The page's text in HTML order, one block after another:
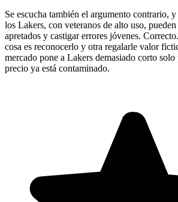
Se escucha también el argumento contrario, y
los Lakers, con veteranos de alto uso,
apretados y castigar errores jóvenes.
cosa es reconocerlo y otra regalarle valor
mercado pone a Lakers demasiado corto
precio ya está contaminado.